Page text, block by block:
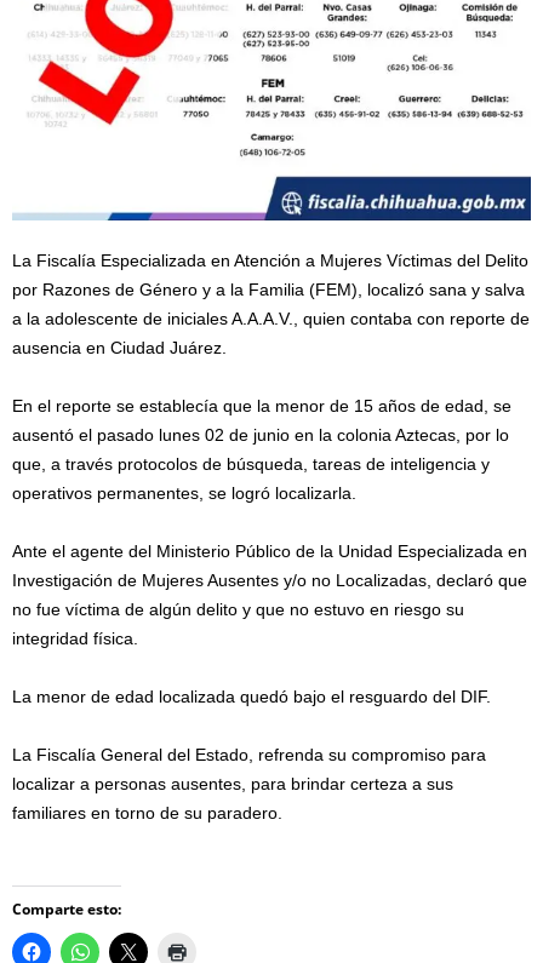
La Fiscalía Especializada en Atención a Mujeres Víctimas del Delito
por Razones de Género y a la Familia (FEM), localizó sana y salva
a la adolescente de iniciales A.A.A.V., quien contaba con reporte de
ausencia en Ciudad Juárez.
En el reporte se establecía que la menor de 15 años de edad, se
ausentó el pasado lunes 02 de junio en la colonia Aztecas, por lo
que, a través protocolos de búsqueda, tareas de inteligencia y
operativos permanentes, se logró localizarla.
Ante el agente del Ministerio Público de la Unidad Especializada en
Investigación de Mujeres Ausentes y/o no Localizadas, declaró que
no fue víctima de algún delito y que no estuvo en riesgo su
integridad física.
La menor de edad localizada quedó bajo el resguardo del DIF.
La Fiscalía General del Estado, refrenda su compromiso para
localizar a personas ausentes, para brindar certeza a sus
familiares en torno de su paradero.
Comparte esto: